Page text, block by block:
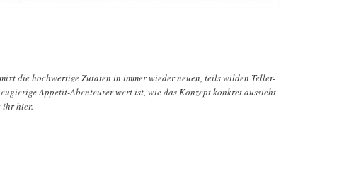
die hochwertige Zutaten in immer wieder neuen, teils wilden Teller-
Appetit-Abenteurer wert ist, wie das Konzept konkret aussieht
ihr hier.